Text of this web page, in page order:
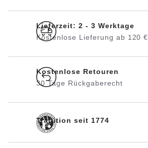
Lieferzeit: 2 - 3 Werktage
Kostenlose Lieferung ab 120 €
Kostenlose Retouren
30 Tage Rückgaberecht
Tradition seit 1774